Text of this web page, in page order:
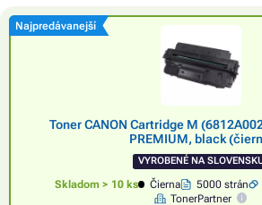
Najpredávanejší
Toner CANON Cartridge M
PREMIUM, black
VYROBENÉ NA
Skladom > 10 ks Čierna 5000 strán
TonerPartner